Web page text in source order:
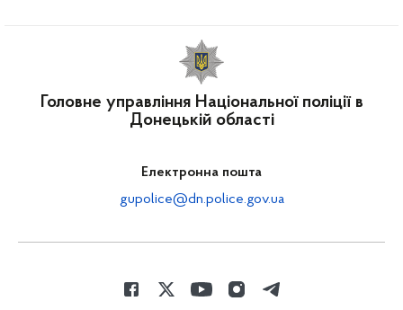
Головне управління Національної поліції в
Донецькій області
Електронна пошта
gupolice@dn.police.gov.ua